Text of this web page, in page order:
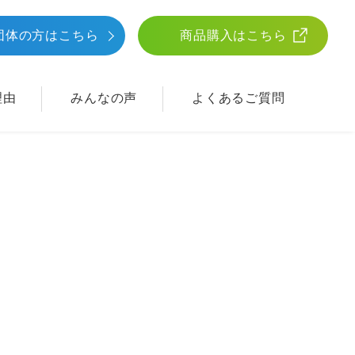
体の方はこちら 商品購入はこちら
みんなの声 よくあるご質問